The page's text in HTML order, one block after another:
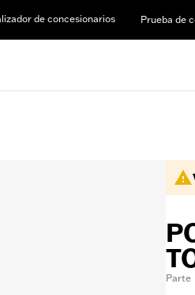
de concesionarios Prueba de
Parte